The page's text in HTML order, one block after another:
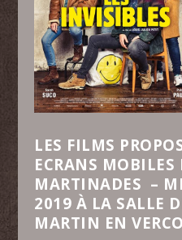
LES FILMS
ECRANS MOBILES
MARTINADES –
2019 À LA SALLE
MARTIN EN